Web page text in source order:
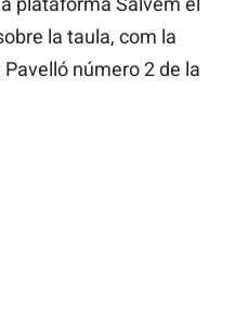
la taula, com la
número 2 de la